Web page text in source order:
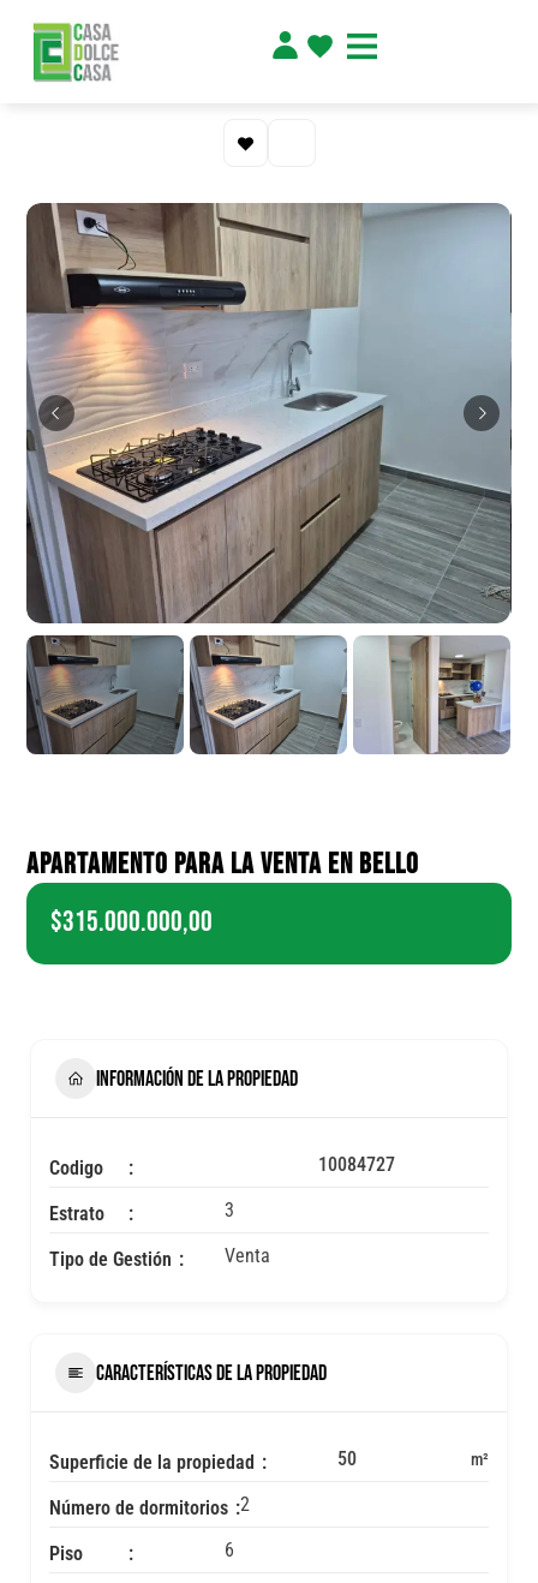
APARTAMENTO PARA LA VENTA EN BELLO
$315.000.000,00
INFORMACIÓN DE LA PROPIEDAD
Codigo 10084727
Estrato 3
Tipo de Gestión Venta
CARACTERÍSTICAS DE LA PROPIEDAD
Superficie de la propiedad 50 m²
Número de dormitorios 2
Piso 6